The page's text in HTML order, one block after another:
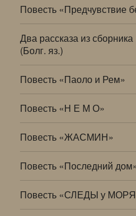
Повесть «Предчувствие
Два рассказа из
(Болг. яз.)
Повесть «Паоло и Рем»
Повесть «Н Е М О»
Повесть «ЖАСМИН»
Повесть «Последний
Повесть «СЛЕДЫ у